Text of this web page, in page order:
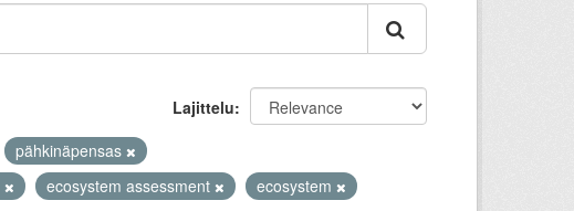
Lajittelu
pähkinäpensas
ecosystem assessment ecosystem